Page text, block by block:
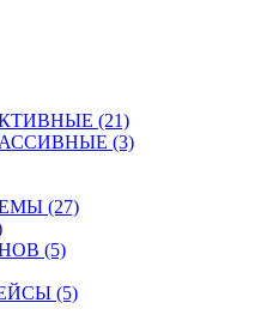
(21)
(3)
(27)
(5)
(5)